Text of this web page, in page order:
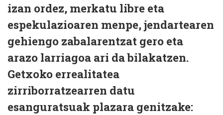
izan ordez, merkatu libre eta
espekulazioaren menpe, jendartearen
gehiengo zabalarentzat gero eta
arazo larriagoa ari da bilakatzen.
Getxoko errealitatea
zirriborratzearren datu
esanguratsuak plazara genitzake: